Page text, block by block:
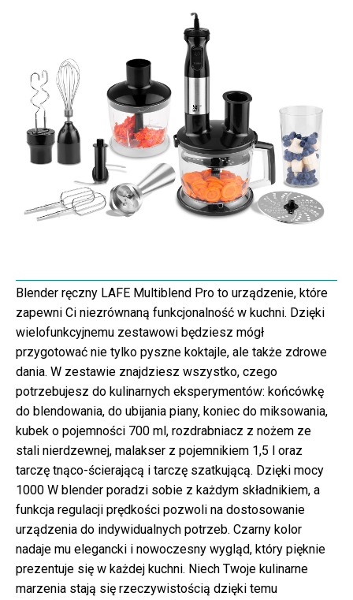
Blender ręczny LAFE Multiblend Pro to urządzenie, które
zapewni Ci niezrównaną funkcjonalność w kuchni. Dzięki
wielofunkcyjnemu zestawowi będziesz mógł
przygotować nie tylko pyszne koktajle, ale także zdrowe
dania. W zestawie znajdziesz wszystko, czego
potrzebujesz do kulinarnych eksperymentów: końcówkę
do blendowania, do ubijania piany, koniec do miksowania,
kubek o pojemności 700 ml, rozdrabniacz z nożem ze
stali nierdzewnej, malakser z pojemnikiem 1,5 l oraz
tarczę tnąco-ścierającą i tarczę szatkującą. Dzięki mocy
1000 W blender poradzi sobie z każdym składnikiem, a
funkcja regulacji prędkości pozwoli na dostosowanie
urządzenia do indywidualnych potrzeb. Czarny kolor
nadaje mu elegancki i nowoczesny wygląd, który pięknie
prezentuje się w każdej kuchni. Niech Twoje kulinarne
marzenia stają się rzeczywistością dzięki temu